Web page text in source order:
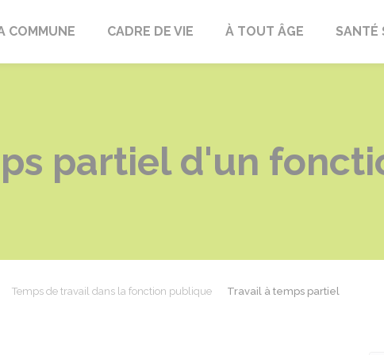
COMMUNE CADRE DE VIE À TOUT ÂGE SANTÉ
partiel d'un
Temps de travail dans la fonction publique
Travail à temps partiel